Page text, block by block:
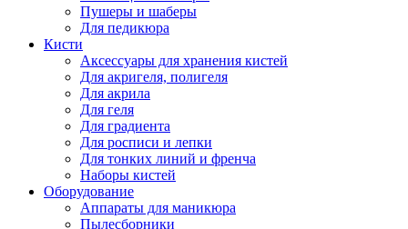
Пушеры и шаберы
Для педикюра
Кисти
Аксессуары для хранения кистей
Для акригеля, полигеля
Для акрила
Для геля
Для градиента
Для росписи и лепки
Для тонких линий и френча
Наборы кистей
Оборудование
Аппараты для маникюра
Пылесборники